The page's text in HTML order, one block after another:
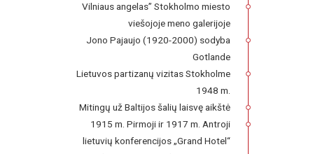
Vilniaus angelas” Stokholmo miesto
viešojoje meno galerijoje
Jono Pajaujo (1920-2000) sodyba
Gotlande
Lietuvos partizanų vizitas Stokholme
1948 m.
Mitingų už Baltijos šalių laisvę aikštė
1915 m. Pirmoji ir 1917 m. Antroji
lietuvių konferencijos „Grand Hotel“